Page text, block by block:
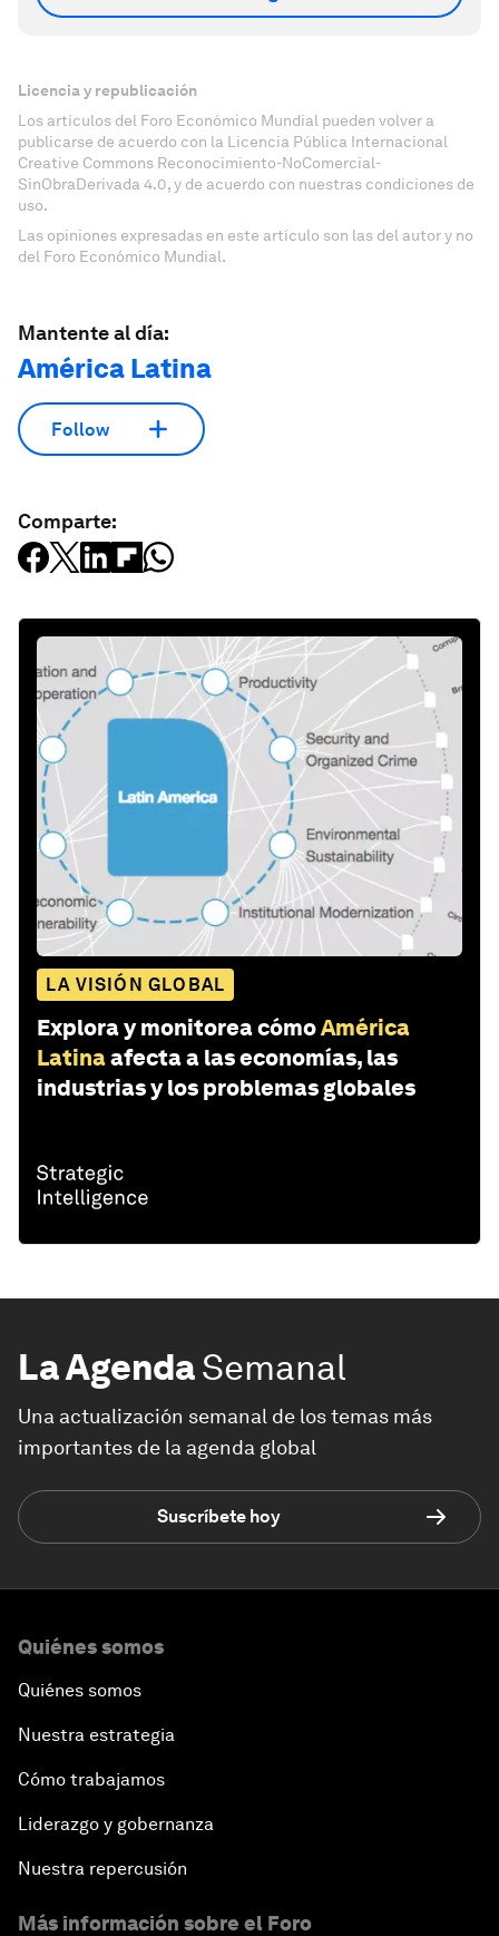
Licencia y republicación
Los artículos del Foro Económico Mundial pueden volver a
publicarse de acuerdo con la Licencia Pública Internacional
Creative Commons Reconocimiento-NoComercial-
SinObraDerivada 4.0, y de acuerdo con nuestras condiciones de
uso.
Las opiniones expresadas en este artículo son las del autor y no
del Foro Económico Mundial.
Mantente al día:
América Latina
Follow
Comparte:
LA VISIÓN GLOBAL
Explora y monitorea cómoAmérica
Latinaafecta a las economías, las
industrias y los problemas globales
La AgendaSemanal
Una actualización semanal de los temas más
importantes de la agenda global
Suscríbete hoy
Quiénes somos
Quiénes somos
Nuestra estrategia
Cómo trabajamos
Liderazgo y gobernanza
Nuestra repercusión
Más información sobre el Foro